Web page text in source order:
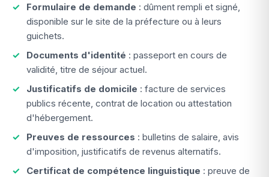
Formulaire de demande : dûment rempli et signé,
disponible sur le site de la préfecture ou à leurs
guichets.
Documents d'identité : passeport en cours de
validité, titre de séjour actuel.
Justificatifs de domicile : facture de services
publics récente, contrat de location ou attestation
d'hébergement.
Preuves de ressources : bulletins de salaire, avis
d'imposition, justificatifs de revenus alternatifs.
Certificat de compétence linguistique : preuve de